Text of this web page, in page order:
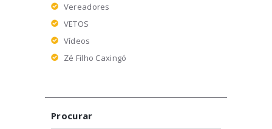
Vereadores
VETOS
Vídeos
Zé Filho Caxingó
Procurar